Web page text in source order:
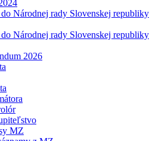
Národnej rady Slovenskej republiky
Národnej rady Slovenskej republiky
2026
MZ